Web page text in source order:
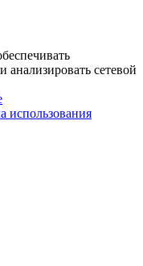
анализировать сетевой
использования